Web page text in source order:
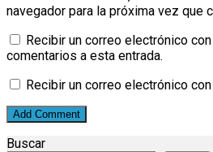
navegador para la próxima vez que
Recibir un correo electrónico
comentarios a esta entrada.
Recibir un correo electrónico
Buscar